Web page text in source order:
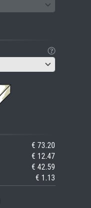
€ 73.20
€ 12.47
€ 42.59
€ 1.13